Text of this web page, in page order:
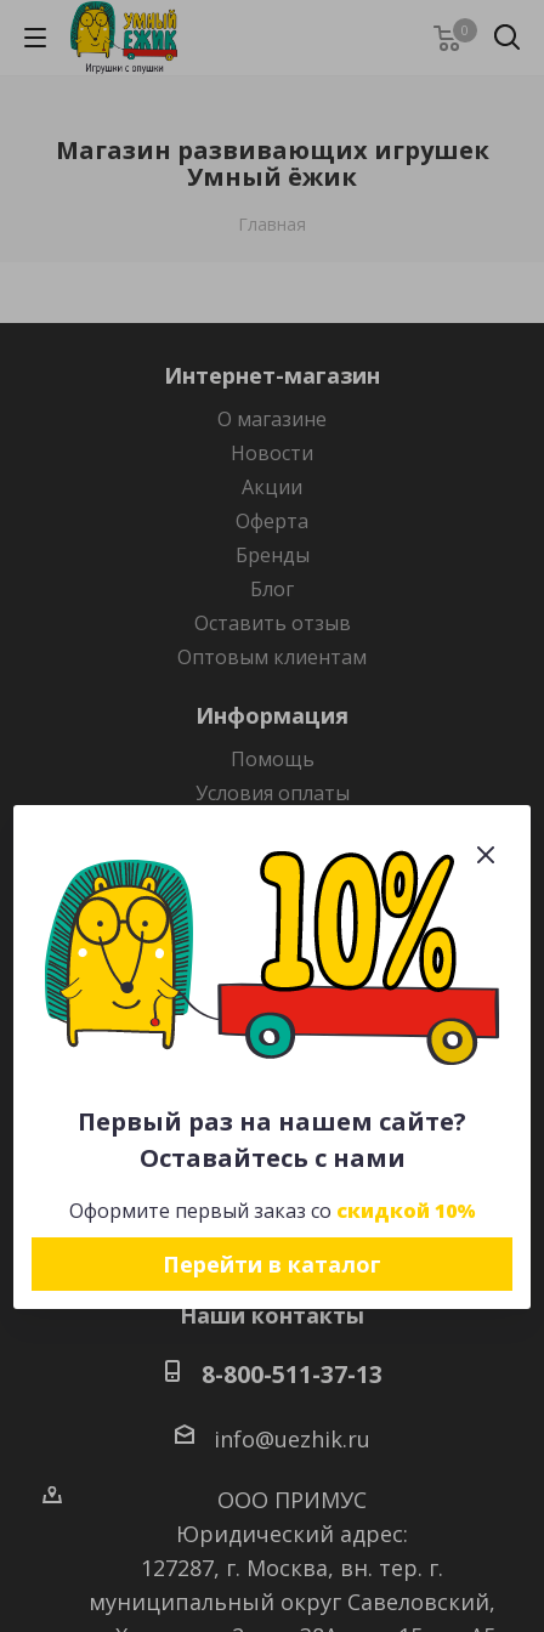
Первый раз на нашем сайте?
Оставайтесь с нами
Оформите первый заказ со скидкой 10%
Перейти в каталог
0
Магазин развивающих игрушек
Умный ёжик
Главная
Интернет-магазин
О магазине
Новости
Акции
Оферта
Бренды
Блог
Оставить отзыв
Оптовым клиентам
Информация
Помощь
Условия оплаты
Гарантия на товар
Раскраски
Рекламодателям
Каталог
Будьте всегда в курсе!
Наши контакты
8-800-511-37-13
info@uezhik.ru
ООО ПРИМУС
Юридический адрес:
127287, г. Москва, вн. тер. г.
муниципальный округ Савеловский,